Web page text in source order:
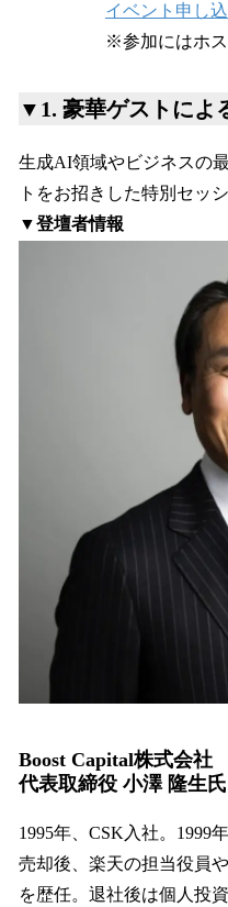
イベント申し
※参加にはホ
▼1. 豪華ゲストによ
生成AI領域やビジネスの
トをお招きした特別セッ
▼登壇者情報
Boost Capital株式会社
代表取締役 小澤 隆生氏
1995年、CSK入社。1999
売却後、楽天の担当役員
を歴任。退社後は個人投